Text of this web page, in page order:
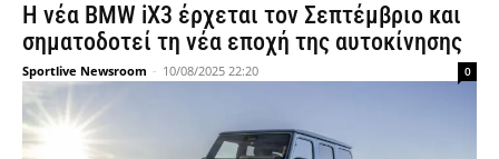
Η νέα BMW iX3 έρχεται τον Σεπτέμβριο και
σηματοδοτεί τη νέα εποχή της αυτοκίνησης
Sportlive Newsroom - 10/08/2025 22:20 0